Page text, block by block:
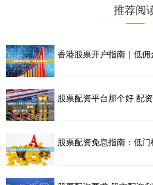
推荐阅
香港股票开户指南｜低
股票配资平台那个好 配
股票配资免息指南：低